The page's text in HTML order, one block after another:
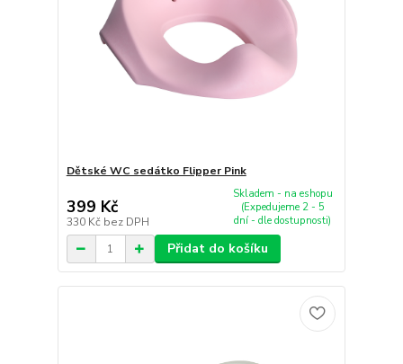
Dětské WC sedátko Flipper Pink
399 Kč
330 Kč bez DPH
Skladem - na eshopu
(Expedujeme 2 - 5
dní - dle dostupnosti)
Přidat do košíku